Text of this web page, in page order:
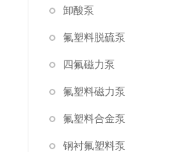
卸酸泵
氟塑料脱硫泵
四氟磁力泵
氟塑料磁力泵
氟塑料合金泵
钢衬氟塑料泵